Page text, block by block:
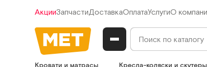
АкцииЗапчастиДоставкаОплатаУслугиО